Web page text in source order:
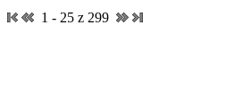
1 - 25 z 299